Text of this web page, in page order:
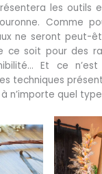
les outils
Comme
ne seront peut-
ce soit pour des
Et ce
techniques
n’importe quel